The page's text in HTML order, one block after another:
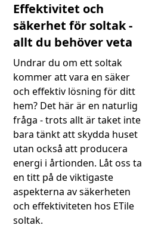
Effektivitet och
säkerhet för soltak -
allt du behöver veta
Undrar du om ett soltak
kommer att vara en säker
och effektiv lösning för ditt
hem? Det här är en naturlig
fråga - trots allt är taket inte
bara tänkt att skydda huset
utan också att producera
energi i årtionden. Låt oss ta
en titt på de viktigaste
aspekterna av säkerheten
och effektiviteten hos ETile
soltak.